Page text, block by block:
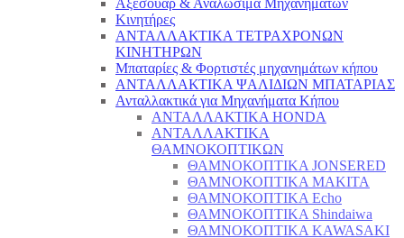
Αξεσουάρ & Αναλώσιμα Μηχανημάτων
Κινητήρες
ΑΝΤΑΛΛΑΚΤΙΚΑ ΤΕΤΡΑΧΡΟΝΩΝ
ΚΙΝΗΤΗΡΩΝ
Μπαταρίες & Φορτιστές μηχανημάτων κήπου
ΑΝΤΑΛΛΑΚΤΙΚΑ ΨΑΛΙΔΙΩΝ ΜΠΑΤΑΡΙAΣ
Ανταλλακτικά για Μηχανήματα Κήπου
ΑΝΤΑΛΛΑΚΤΙΚΑ HONDA
ΑΝΤΑΛΛΑΚΤΙΚΑ
ΘΑΜΝΟΚΟΠΤΙΚΩΝ
ΘΑΜΝΟΚΟΠΤΙΚΑ JONSERED
ΘΑΜΝΟΚΟΠΤΙΚΑ MAKITA
ΘΑΜΝΟΚΟΠΤΙΚΑ Echo
ΘΑΜΝΟΚΟΠΤΙΚΑ Shindaiwa
ΘΑΜΝΟΚΟΠΤΙΚΑ KAWASAKI